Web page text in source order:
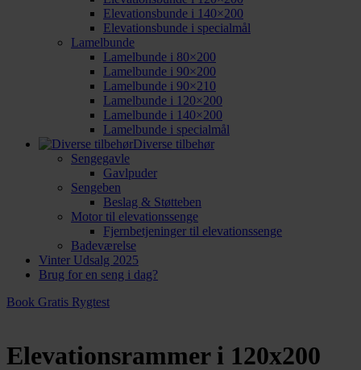
Elevationsbunde i 140×200
Elevationsbunde i specialmål
Lamelbunde
Lamelbunde i 80×200
Lamelbunde i 90×200
Lamelbunde i 90×210
Lamelbunde i 120×200
Lamelbunde i 140×200
Lamelbunde i specialmål
Diverse tilbehør
Sengegavle
Gavlpuder
Sengeben
Beslag & Støtteben
Motor til elevationssenge
Fjernbetjeninger til elevationssenge
Badeværelse
Vinter Udsalg 2025
Brug for en seng i dag?
Book Gratis Rygtest
Elevationsrammer i 120x200